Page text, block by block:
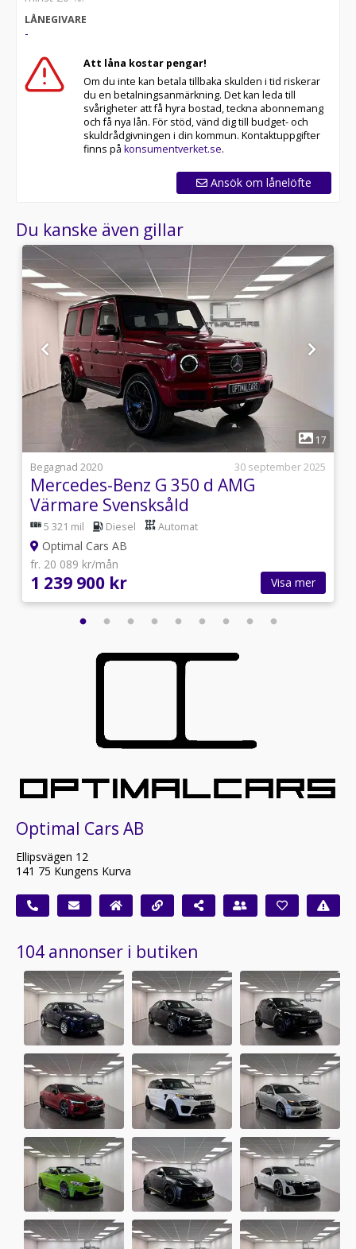
LÅNEGIVARE
-
Att låna kostar pengar!
Om du inte kan betala tillbaka skulden i tid riskerar
du en betalningsanmärkning. Det kan leda till
svårigheter att få hyra bostad, teckna abonnemang
och få nya lån. För stöd, vänd dig till budget- och
skuldrådgivningen i din kommun. Kontaktuppgifter
finns på konsumentverket.se.
Ansök om lånelöfte
Du kanske även gillar
17
Begagnad 2020
30 september 2025
Mercedes-Benz G 350 d AMG
Värmare Svensksåld
5 321 mil Diesel Automat
Optimal Cars AB
fr. 20 089 kr/mån
1 239 900 kr Visa mer
Optimal Cars AB
Ellipsvägen 12
141 75 Kungens Kurva
104 annonser i butiken